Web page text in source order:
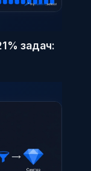
задач: